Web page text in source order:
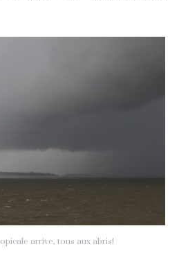
arrive, tous aux abris!